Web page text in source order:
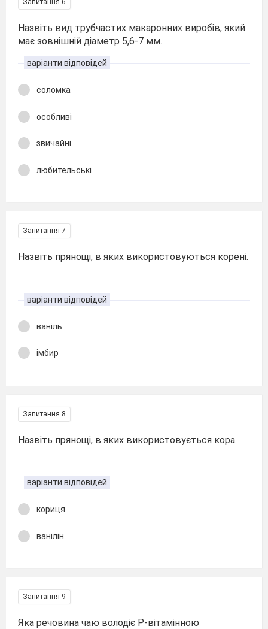
Запитання 6
Назвіть вид трубчастих макаронних виробів, який
має зовнішній діаметр 5,6-7 мм.
варіанти відповідей
соломка
особливі
звичайні
любительські
Запитання 7
Назвіть прянощі, в яких використовуються корені.
варіанти відповідей
ваніль
імбир
Запитання 8
Назвіть прянощі, в яких використовується кора.
варіанти відповідей
кориця
ванілін
Запитання 9
Яка речовина чаю володіє Р-вітамінною